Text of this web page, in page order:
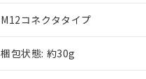
M12コネクタタイプ
梱包状態: 約30g